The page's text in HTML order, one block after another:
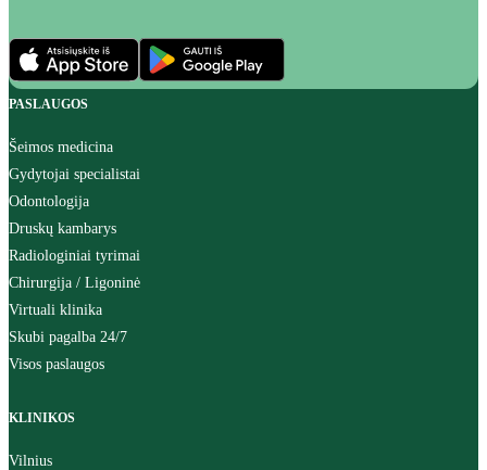
PASLAUGOS
Šeimos medicina
Gydytojai specialistai
Odontologija
Druskų kambarys
Radiologiniai tyrimai
Chirurgija / Ligoninė
Virtuali klinika
Skubi pagalba 24/7
Visos paslaugos
KLINIKOS
Vilnius